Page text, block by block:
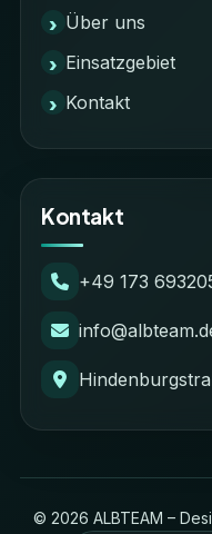
Über uns
Einsatzgebiet
Kontakt
Kontakt
+49 173
© 2026 ALBTEAM –